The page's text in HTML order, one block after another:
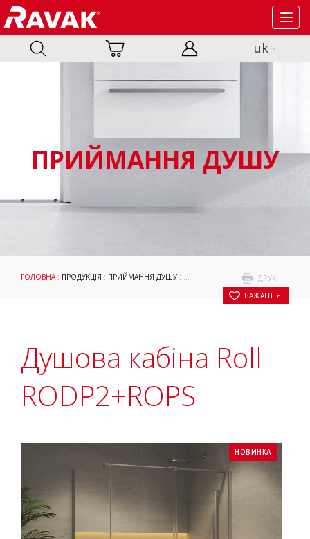
uk
ПРИЙМАННЯ ДУШУ
ДРУК
БАЖАННЯ
ГОЛОВНА: ПРОДУКЦІЯ : ПРИЙМАННЯ ДУШУ : ДУШОВІ КАБІНИ ТА ДВЕРІ:
Душова кабіна Roll
RODP2+ROPS
НОВИНКА